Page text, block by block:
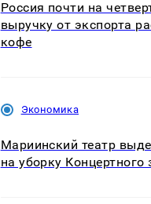
Россия почти на
выручку от экспорта
кофе
Экономика
Мариинский театр
на уборку Концертного